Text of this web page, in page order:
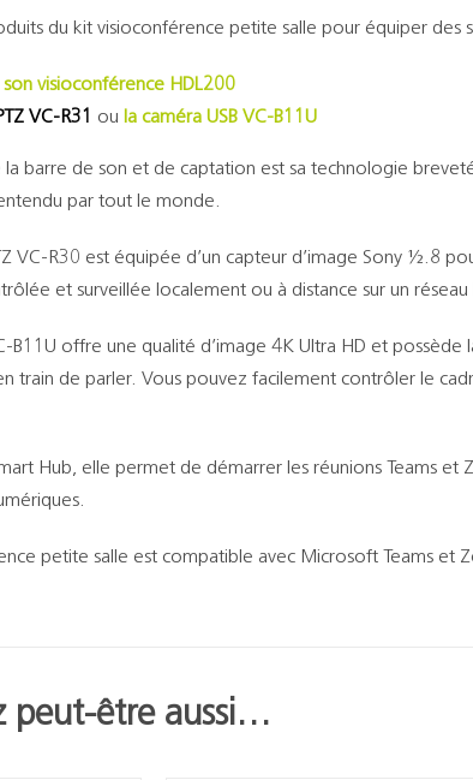
du kit visioconférence petite salle pour équiper des
son visioconférence HDL200
VC-R31
ou la caméra USB VC-B11U
la barre de son et de captation est sa technologie
par tout le monde.
VC-R30 est équipée d’un capteur d’image Sony ½.8
et surveillée localement ou à distance sur un réseau
B11U offre une qualité d’image 4K Ultra HD et
train de parler. Vous pouvez facilement contrôler le
Hub, elle permet de démarrer les réunions Teams
petite salle est compatible avec Microsoft Teams et
peut-être aussi…